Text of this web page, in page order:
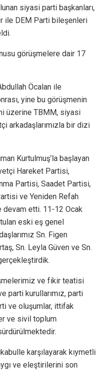
siyasi parti başkanları,
ile DEM Parti bileşenleri
görüşmelere dair 17
Öcalan ile
yine bu görüşmenin
üzerine TBMM, siyasi
arkadaşlarımızla bir dizi
Kurtulmuş’la başlayan
Hareket Partisi,
Partisi, Saadet Partisi,
ve Yeniden Refah
etti. 11-12 Ocak
eski eş genel
Sn. Figen
Sn. Leyla Güven ve Sn.
ve fikir teatisi
parti kurullarımız, parti
ve oluşumlar, ittifak
ve sivil toplum
karşılayarak kıymetli
ve eleştirilerini son